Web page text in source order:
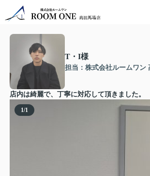
T・I様
担当：株式会社ルームワン
店内は綺麗で、丁寧に対応して頂きました。
1/1